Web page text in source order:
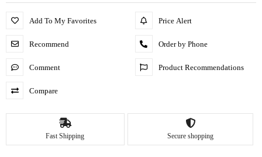
Add To My Favorites
Recommend
Comment
Compare
Price Alert
Order by Phone
Product Recommendations
Fast Shipping Secure shopping